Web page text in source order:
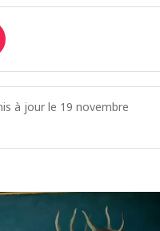
à jour le 19 novembre